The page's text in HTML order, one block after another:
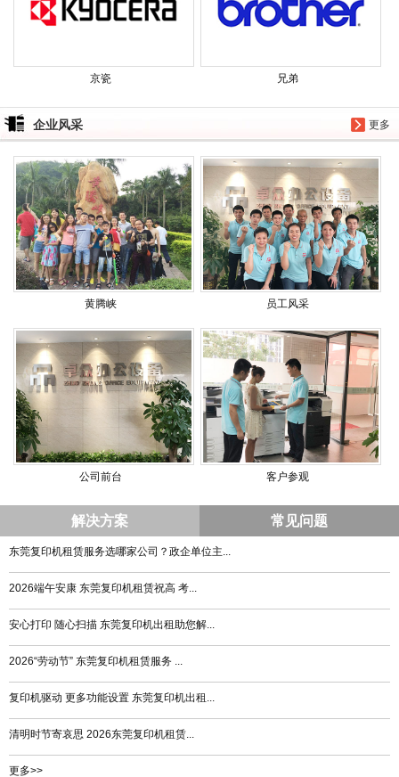
京瓷 兄弟
更多
企业风采
黄腾峡 员工风采
公司前台 客户参观
解决方案 常见问题
东莞复印机租赁服务选哪家公司？政企单位主...
2026端午安康 东莞复印机租赁祝高 考...
安心打印 随心扫描 东莞复印机出租助您解...
2026“劳动节” 东莞复印机租赁服务 ...
复印机驱动 更多功能设置 东莞复印机出租...
清明时节寄哀思 2026东莞复印机租赁...
更多>>